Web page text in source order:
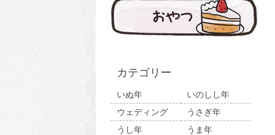
カテゴリー
いぬ年
いのしし年
ウェディング
うさぎ年
うし年
うま年